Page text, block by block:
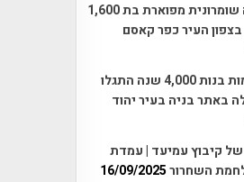
שרידי אחוזה שומרונית מפוארת בת 1,600
העיר כפר קאסם
פתילות קדומות בנות 4,000 שנה התגלו
באתר בניה בעיר יהוד
קיבוץ עמיעד | עמדת
השחרור16/09/2025